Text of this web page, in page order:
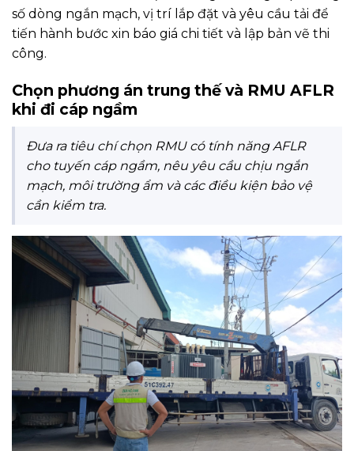
số dòng ngắn mạch, vị trí lắp đặt và yêu cầu tải để
tiến hành bước xin báo giá chi tiết và lập bản vẽ thi
công.
Chọn phương án trung thế và RMU AFLR
khi đi cáp ngầm
Đưa ra tiêu chí chọn RMU có tính năng AFLR
cho tuyến cáp ngầm, nêu yêu cầu chịu ngắn
mạch, môi trường ẩm và các điều kiện bảo vệ
cần kiểm tra.